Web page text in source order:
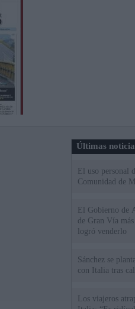
Últimas
El uso personal
Comunidad de
El Gobierno de
de Gran Vía
logró venderlo
Sánchez se
con Italia tras
Los viajeros